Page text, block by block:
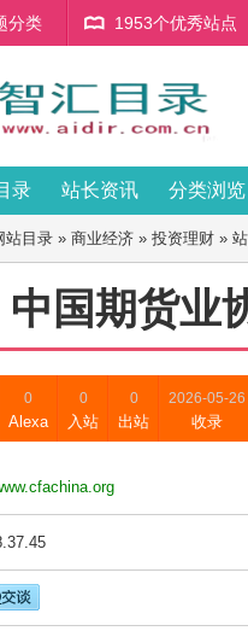
分类 1953个优秀站点
录 站长资讯 分类浏览
站目录 » 商业经济 » 投资理财 »
中国期货业
0
Alexa
0
入站
0
出站
2026-05-26
收录